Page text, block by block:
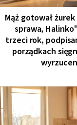
Mąż gotował
sprawa,
trzeci rok,
porządkach